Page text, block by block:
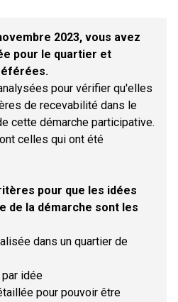
2023, vous avez
pour le quartier et
pour vérifier qu'elles
de recevabilité dans le
externe)
cette démarche participative.
celles qui ont été
pour que les idées
de la démarche sont les
dans un quartier de
idée
pour pouvoir être